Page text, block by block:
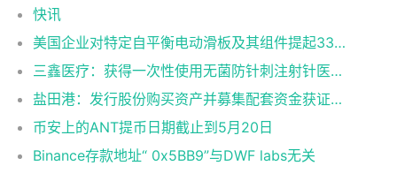
快讯
美国企业对特定自平衡电动滑板及其组件提起337调查申请
三鑫医疗：获得一次性使用无菌防针刺注射针医疗器械注册证
盐田港：发行股份购买资产并募集配套资金获证监会同意注册批复
币安上的ANT提币日期截止到5月20日
Binance存款地址“ 0x5BB9”与DWF labs无关